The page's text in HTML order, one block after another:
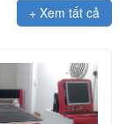
+ Xem tất cả